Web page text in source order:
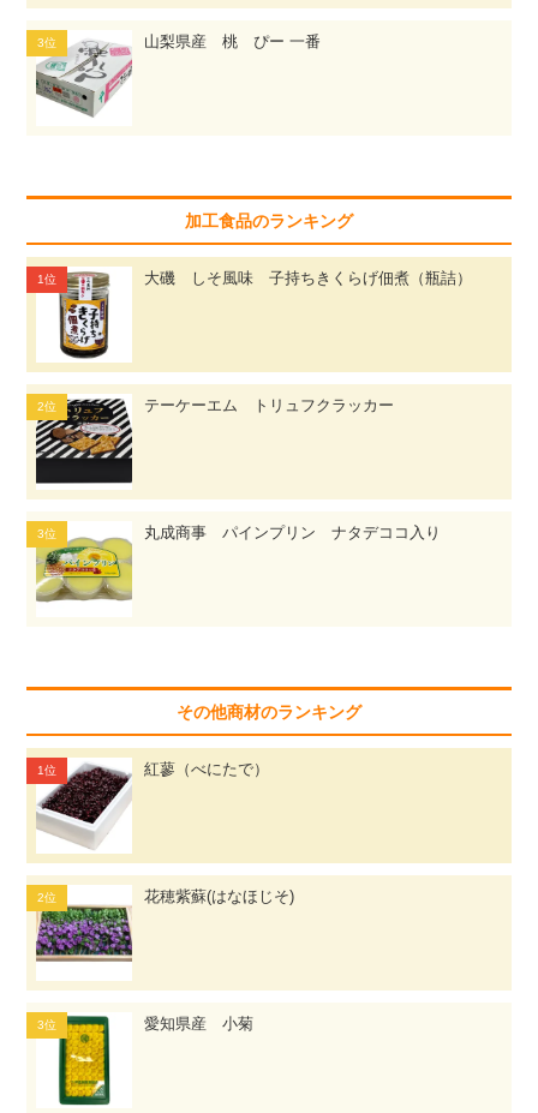
山梨県産 桃 ぴー 一番
加工食品のランキング
大磯 しそ風味 子持ちきくらげ佃煮（瓶詰）
テーケーエム トリュフクラッカー
丸成商事 パインプリン ナタデココ入り
その他商材のランキング
紅蓼（べにたで）
花穂紫蘇(はなほじそ)
愛知県産 小菊